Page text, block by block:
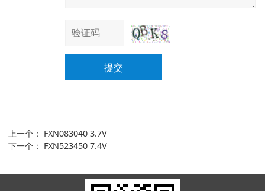
提交
上一个： FXN083040 3.7V
下一个： FXN523450 7.4V